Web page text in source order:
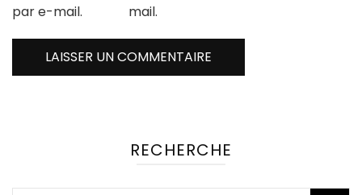
par e-mail. mail.
RECHERCHE